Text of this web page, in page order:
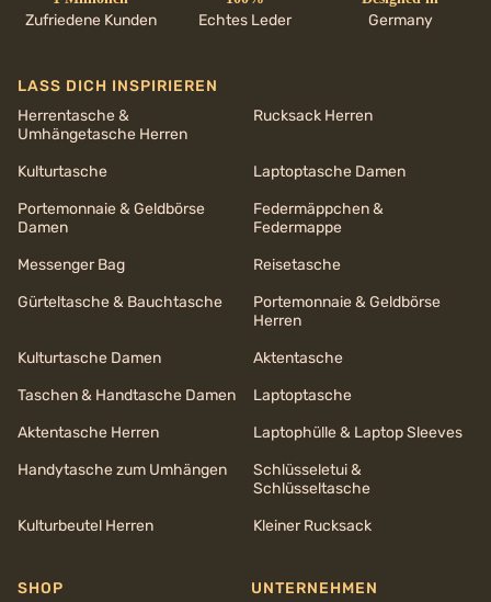
Zufriedene Kunden Echtes Leder Germany
LASS DICH INSPIRIEREN
Herrentasche &
Umhängetasche Herren
Rucksack Herren
Kulturtasche
Laptoptasche Damen
Portemonnaie & Geldbörse
Damen
Federmäppchen &
Federmappe
Messenger Bag
Reisetasche
Gürteltasche & Bauchtasche
Portemonnaie & Geldbörse
Herren
Kulturtasche Damen
Aktentasche
Taschen & Handtasche Damen
Laptoptasche
Aktentasche Herren
Laptophülle & Laptop Sleeves
Handytasche zum Umhängen
Schlüsseletui &
Schlüsseltasche
Kulturbeutel Herren
Kleiner Rucksack
SHOP
UNTERNEHMEN